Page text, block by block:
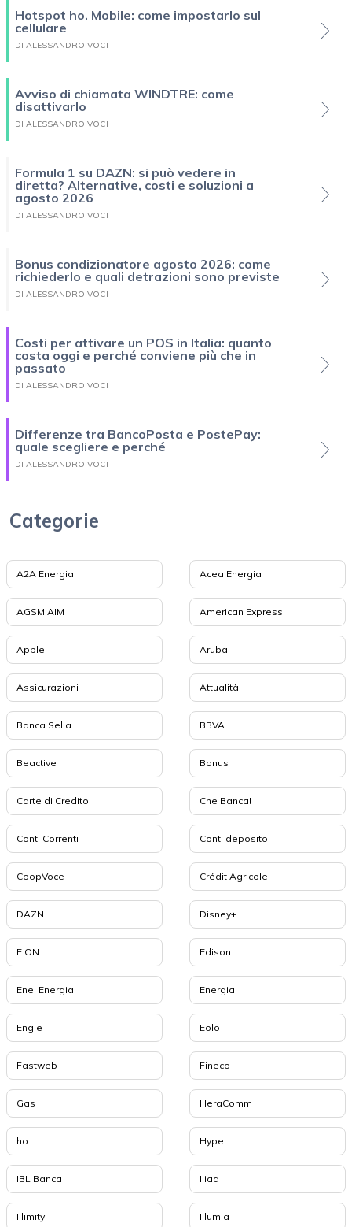
Hotspot ho. Mobile: come impostarlo sul
cellulare
DI ALESSANDRO VOCI
Avviso di chiamata WINDTRE: come
disattivarlo
DI ALESSANDRO VOCI
Formula 1 su DAZN: si può vedere in
diretta? Alternative, costi e soluzioni a
agosto 2026
DI ALESSANDRO VOCI
Bonus condizionatore agosto 2026: come
richiederlo e quali detrazioni sono previste
DI ALESSANDRO VOCI
Costi per attivare un POS in Italia: quanto
costa oggi e perché conviene più che in
passato
DI ALESSANDRO VOCI
Differenze tra BancoPosta e PostePay:
quale scegliere e perché
DI ALESSANDRO VOCI
Categorie
A2A Energia Acea Energia
AGSM AIM American Express
Apple Aruba
Assicurazioni Attualità
Banca Sella BBVA
Beactive Bonus
Carte di Credito Che Banca!
Conti Correnti Conti deposito
CoopVoce Crédit Agricole
DAZN Disney+
E.ON Edison
Enel Energia Energia
Engie Eolo
Fastweb Fineco
Gas HeraComm
ho. Hype
IBL Banca Iliad
Illimity Illumia